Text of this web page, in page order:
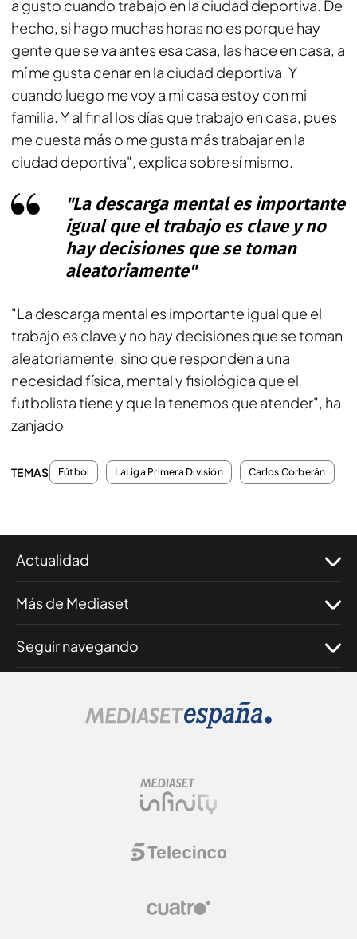
a gusto cuando trabajo en la ciudad deportiva. De
hecho, si hago muchas horas no es porque hay
gente que se va antes esa casa, las hace en casa, a
mí me gusta cenar en la ciudad deportiva. Y
cuando luego me voy a mi casa estoy con mi
familia. Y al final los días que trabajo en casa, pues
me cuesta más o me gusta más trabajar en la
ciudad deportiva", explica sobre sí mismo.
"La descarga mental es importante
igual que el trabajo es clave y no
hay decisiones que se toman
aleatoriamente"
"La descarga mental es importante igual que el
trabajo es clave y no hay decisiones que se toman
aleatoriamente, sino que responden a una
necesidad física, mental y fisiológica que el
futbolista tiene y que la tenemos que atender", ha
zanjado
TEMAS Fútbol LaLiga Primera División Carlos Corberán
Actualidad
Más de Mediaset
Seguir navegando